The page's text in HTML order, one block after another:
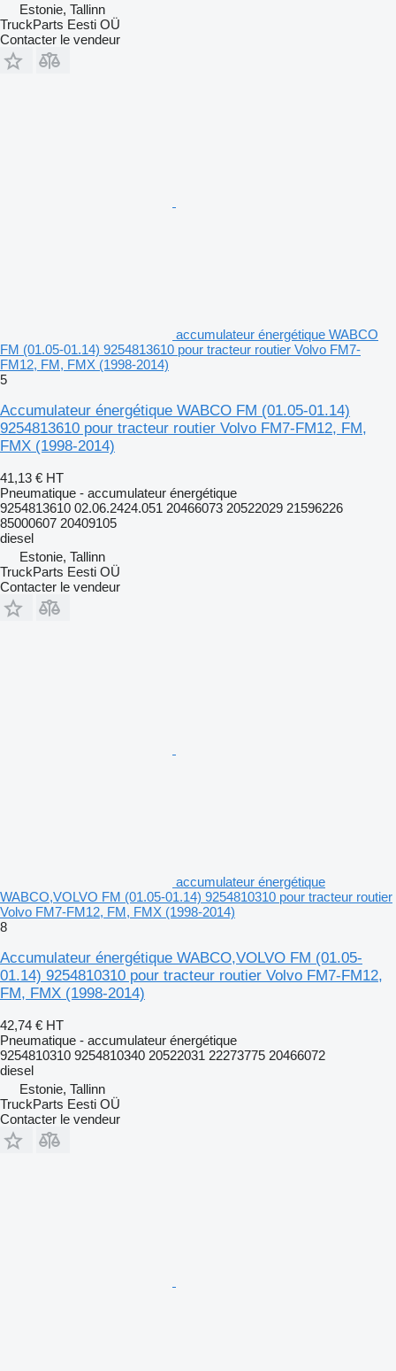
Estonie, Tallinn
TruckParts Eesti OÜ
Contacter le vendeur
accumulateur énergétique WABCO
FM (01.05-01.14) 9254813610 pour tracteur routier Volvo FM7-
FM12, FM, FMX (1998-2014)
5
Accumulateur énergétique WABCO FM (01.05-01.14)
9254813610 pour tracteur routier Volvo FM7-FM12, FM,
FMX (1998-2014)
41,13 € HT
Pneumatique - accumulateur énergétique
9254813610 02.06.2424.051 20466073 20522029 21596226
85000607 20409105
diesel
Estonie, Tallinn
TruckParts Eesti OÜ
Contacter le vendeur
accumulateur énergétique
WABCO,VOLVO FM (01.05-01.14) 9254810310 pour tracteur routier
Volvo FM7-FM12, FM, FMX (1998-2014)
8
Accumulateur énergétique WABCO,VOLVO FM (01.05-
01.14) 9254810310 pour tracteur routier Volvo FM7-FM12,
FM, FMX (1998-2014)
42,74 € HT
Pneumatique - accumulateur énergétique
9254810310 9254810340 20522031 22273775 20466072
diesel
Estonie, Tallinn
TruckParts Eesti OÜ
Contacter le vendeur